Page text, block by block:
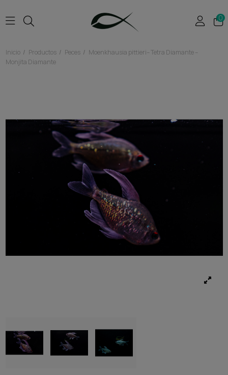
0
Inicio Productos Peces
Moenkhausia pittieri– Tetra Diamante –
Monjita Diamante